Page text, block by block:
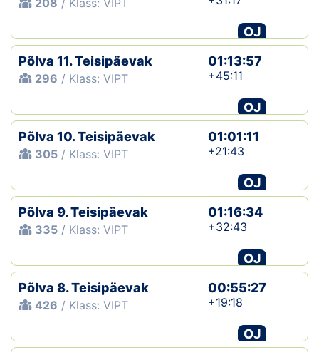
208 / Klass: VIPT
OJ
Põlva 11. Teisipäevak
296 / Klass: VIPT
01:13:57
+45:11
OJ
Põlva 10. Teisipäevak
305 / Klass: VIPT
01:01:11
+21:43
OJ
Põlva 9. Teisipäevak
335 / Klass: VIPT
01:16:34
+32:43
OJ
Põlva 8. Teisipäevak
426 / Klass: VIPT
00:55:27
+19:18
OJ